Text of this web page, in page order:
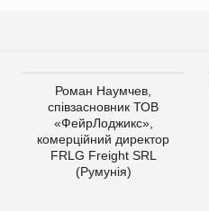
Роман Наумчев,
співзасновник ТОВ
«ФейрЛоджикс»,
комерційний директор
FRLG Freight SRL
(Румунія)